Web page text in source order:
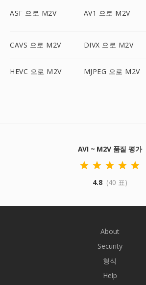
ASF 으로 M2V AV1 으로 M2V
CAVS 으로 M2V DIVX 으로 M2V
HEVC 으로 M2V MJPEG 으로 M2V
AVI ~ M2V 품질 평가
4.8 (40 표)
About
Security
형식
Help